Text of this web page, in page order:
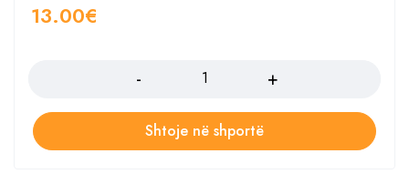
13.00€
Shtoje në shportë